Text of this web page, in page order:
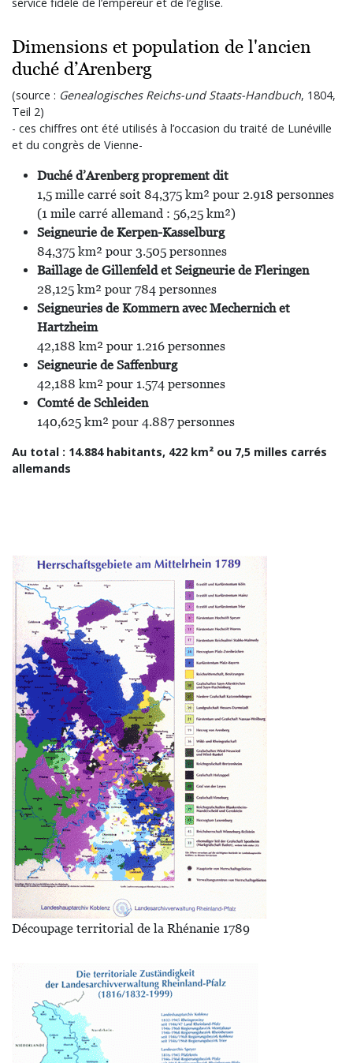
service fidèle de l’empereur et de l’église.
Dimensions et population de l'ancien
duché d’Arenberg
(source : Genealogisches Reichs-und Staats-Handbuch, 1804,
Teil 2)
- ces chiffres ont été utilisés à l’occasion du traité de Lunéville
et du congrès de Vienne-
Duché d’Arenberg proprement dit
1,5 mille carré soit 84,375 km² pour 2.918 personnes
(1 mile carré allemand : 56,25 km²)
Seigneurie de Kerpen-Kasselburg
84,375 km² pour 3.505 personnes
Baillage de Gillenfeld et Seigneurie de Fleringen
28,125 km² pour 784 personnes
Seigneuries de Kommern avec Mechernich et
Hartzheim
42,188 km² pour 1.216 personnes
Seigneurie de Saffenburg
42,188 km² pour 1.574 personnes
Comté de Schleiden
140,625 km² pour 4.887 personnes
Au total : 14.884 habitants, 422 km² ou 7,5 milles carrés
allemands
Image
Découpage territorial de la Rhénanie 1789